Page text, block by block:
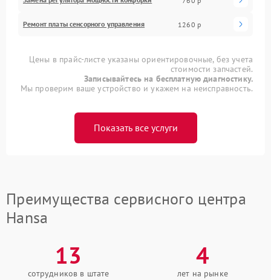
Ремонт платы сенсорного управления 1260 р
Цены в прайс-листе указаны ориентировочные, без учета
стоимости запчастей.
Записывайтесь на бесплатную диагностику.
Мы проверим ваше устройство и укажем на неисправность.
Показать все услуги
Преимущества сервисного центра
Hansa
13
сотрудников в штате
4
лет на рынке